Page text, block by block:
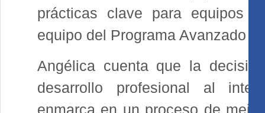
prácticas clave para equipos
equipo del Programa Avanzado
Angélica cuenta que la
desarrollo profesional al
enmarca en un proceso de